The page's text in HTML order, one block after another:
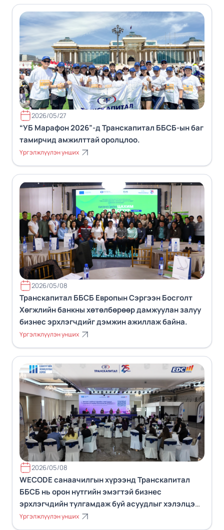
2026/05/27
“УБ Марафон 2026”-д Транскапитал ББСБ-ын баг
тамирчид амжилттай оролцлоо.
Үргэлжлүүлэн унших
2026/05/08
Транскапитал ББСБ Европын Сэргээн Босголт
Хөгжлийн банкны хөтөлбөрөөр дамжуулан залуу
бизнес эрхлэгчдийг дэмжин ажиллаж байна.
Үргэлжлүүлэн унших
2026/05/08
WECODE санаачилгын хүрээнд Транскапитал
ББСБ нь орон нутгийн эмэгтэй бизнес
эрхлэгчдийн тулгамдаж буй асуудлыг хэлэлцэж
дуу хоолойг СЗХ-нд хүргэлээ.
Үргэлжлүүлэн унших